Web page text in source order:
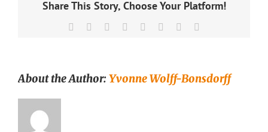
Share This Story, Choose Your Platform!
Facebook Reddit LinkedIn
TumblrPinterest
About the Author:Yvonne Wolff-Bonsdorff